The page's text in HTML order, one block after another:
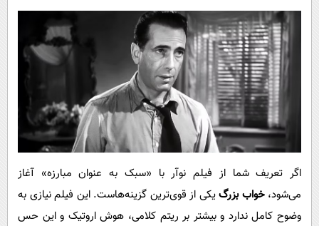
اگر تعریف شما از فیلم نوآر با «سبک به عنوان مبارزه» آغاز
می‌شود،خواب بزرگیکی از قوی‌ترین گزینه‌هاست. این فیلم نیازی به
وضوح کامل ندارد و بیشتر بر ریتم کلامی، هوش اروتیک و این حس